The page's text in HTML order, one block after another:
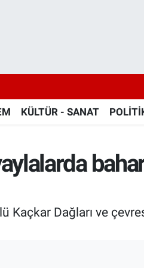
KÜLTÜR - SANAT
Dağları ve